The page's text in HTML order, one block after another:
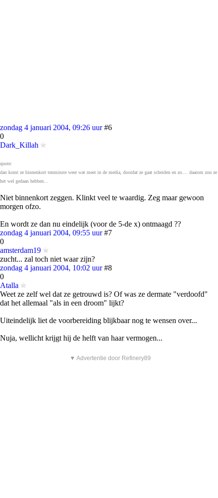
zondag 4 januari 2004, 09:26 uur #6
0
Dark_Killah
quote:
dan komt ze binnenkort tenminste weer wat meer in de media, doordat ze gaat scheiden en zo.... daarom zou ze
het wel gedaan hebben...
Niet binnenkort zeggen. Klinkt veel te waardig. Zeg maar gewoon
morgen ofzo.
En wordt ze dan nu eindelijk (voor de 5-de x) ontmaagd ??
zondag 4 januari 2004, 09:55 uur #7
0
amsterdam19
zucht... zal toch niet waar zijn?
zondag 4 januari 2004, 10:02 uur #8
0
Atalla
Weet ze zelf wel dat ze getrouwd is? Of was ze dermate "verdoofd"
dat het allemaal "als in een droom" lijkt?
Uiteindelijk liet de voorbereiding blijkbaar nog te wensen over...
Nuja, wellicht krijgt hij de helft van haar vermogen...
▼ Advertentie door Refinery89